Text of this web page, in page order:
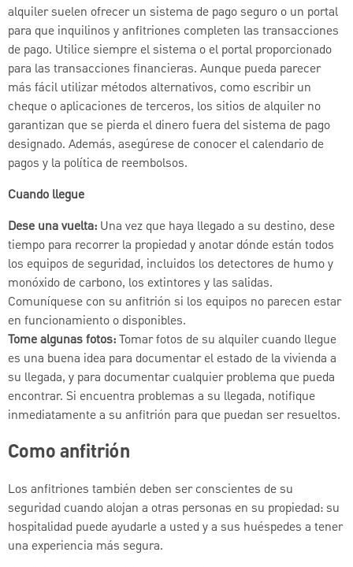
alquiler suelen ofrecer un sistema de pago seguro o un portal
para que inquilinos y anfitriones completen las transacciones
de pago. Utilice siempre el sistema o el portal proporcionado
para las transacciones financieras. Aunque pueda parecer
más fácil utilizar métodos alternativos, como escribir un
cheque o aplicaciones de terceros, los sitios de alquiler no
garantizan que se pierda el dinero fuera del sistema de pago
designado. Además, asegúrese de conocer el calendario de
pagos y la política de reembolsos.
Cuando llegue
Dese una vuelta: Una vez que haya llegado a su destino, dese
tiempo para recorrer la propiedad y anotar dónde están todos
los equipos de seguridad, incluidos los detectores de humo y
monóxido de carbono, los extintores y las salidas.
Comuníquese con su anfitrión si los equipos no parecen estar
en funcionamiento o disponibles.
Tome algunas fotos:Tomar fotos de su alquiler cuando llegue
es una buena idea para documentar el estado de la vivienda a
su llegada, y para documentar cualquier problema que pueda
encontrar. Si encuentra problemas a su llegada, notifique
inmediatamente a su anfitrión para que puedan ser resueltos.
Como anfitrión
Los anfitriones también deben ser conscientes de su
seguridad cuando alojan a otras personas en su propiedad: su
hospitalidad puede ayudarle a usted y a sus huéspedes a tener
una experiencia más segura.